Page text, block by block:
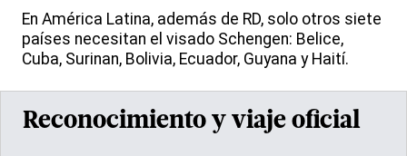
En América Latina, además de RD, solo otros siete
países necesitan el visado Schengen: Belice,
Cuba, Surinan, Bolivia, Ecuador, Guyana y Haití.
Reconocimiento y viaje oficial